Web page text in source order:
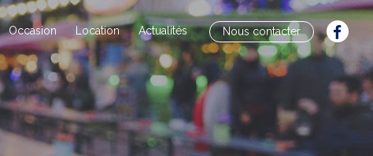
Occasion Location Actualités Nous contacter